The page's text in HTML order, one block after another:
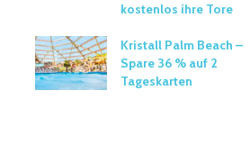
kostenlos ihre Tore
Kristall Palm Beach –
Spare 36 % auf 2
Tageskarten